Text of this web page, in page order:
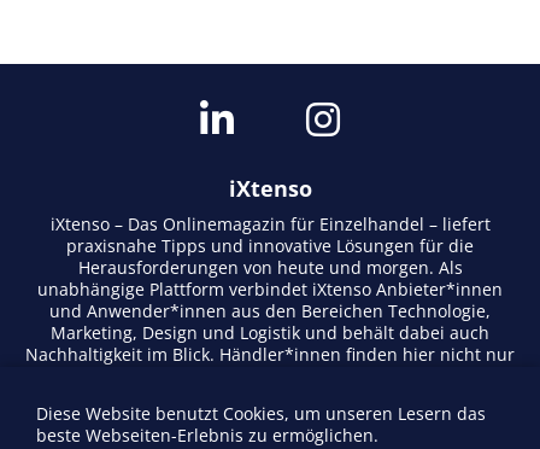
iXtenso
iXtenso – Das Onlinemagazin für Einzelhandel – liefert
praxisnahe Tipps und innovative Lösungen für die
Herausforderungen von heute und morgen. Als
unabhängige Plattform verbindet iXtenso Anbieter*innen
und Anwender*innen aus den Bereichen Technologie,
Marketing, Design und Logistik und behält dabei auch
Nachhaltigkeit im Blick. Händler*innen finden hier nicht nur
lebendigen Schreibstil und relevantem Content fördert das
Magazin den Austausch innerhalb der Retail-Community.
Diese Website benutzt Cookies, um unseren Lesern das
beste Webseiten-Erlebnis zu ermöglichen.